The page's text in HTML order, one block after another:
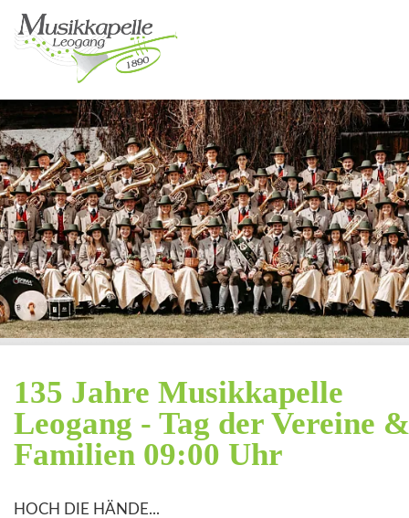
135 Jahre Musikkapelle
Leogang - Tag der Vereine &
Familien 09:00 Uhr
HOCH DIE HÄNDE...